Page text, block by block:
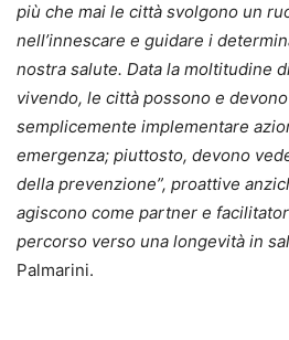
più che mai le città svolgono un
nell’innescare e guidare i
nostra salute. Data la moltitudine
vivendo, le città possono e
semplicemente implementare
emergenza; piuttosto, devono
della prevenzione”, proattive
agiscono come partner e
percorso verso una longevità in
Palmarini.